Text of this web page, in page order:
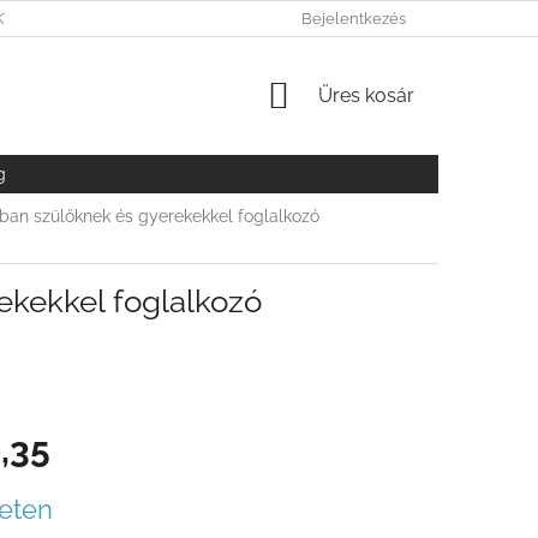
OCHRANY OSOBNÝCH ÚDAJOV Bejelentkezés
KOSÁR
Üres kosár
szülőknek és gyerekekkel foglalkozó
foglalkozó